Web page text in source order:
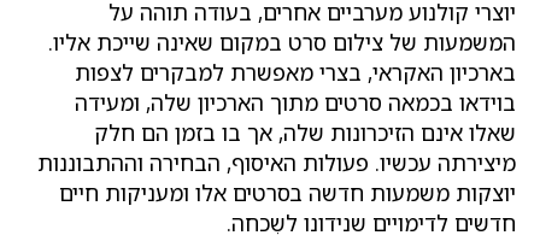
יוצרי קולנוע מערביים אחרים, בעודה תוהה על
המשמעות של צילום סרט במקום שאינה שייכת אליו.
בארכיון האקראי, בצרי מאפשרת למבקרים לצפות
בוידאו בכמאה סרטים מתוך הארכיון שלה, ומעידה
שאלו אינם הזיכרונות שלה, אך בו בזמן הם חלק
מיצירתה עכשיו. פעולות האיסוף, הבחירה וההתבוננות
יוצקות משמעות חדשה בסרטים אלו ומעניקות חיים
חדשים לדימויים שנידונו לשִכחה.